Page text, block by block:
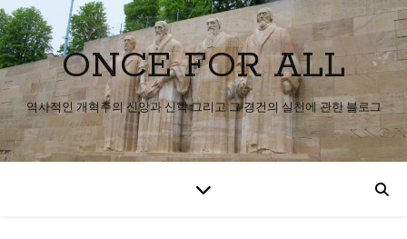
ONCE FOR ALL
역사적인 개혁주의 신앙과 신학 그리고 그 경건의 실천에 관한 블로그